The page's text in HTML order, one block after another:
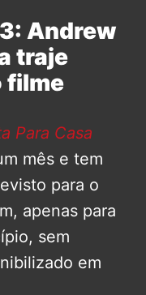
Andrew
traje
filme
Para Casa
mês e tem
para o
apenas para
sem
em